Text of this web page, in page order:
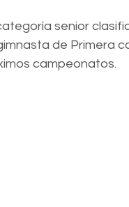
senior
de Primera
campeonatos.